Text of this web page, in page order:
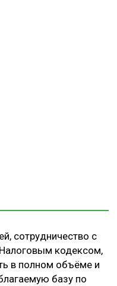
сотрудничество с
кодексом,
в полном объёме и
базу по